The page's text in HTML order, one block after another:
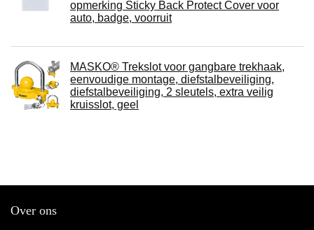
opmerking Sticky Back Protect Cover voor
auto, badge, voorruit
MASKO® Trekslot voor gangbare trekhaak,
eenvoudige montage, diefstalbeveiliging,
diefstalbeveiliging, 2 sleutels, extra veilig
kruisslot, geel
Over ons